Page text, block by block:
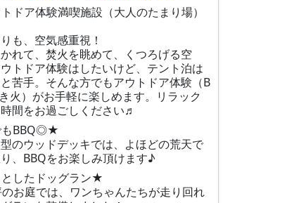
ドア体験満喫施設（大人のたまり場）
も、空気感重視！
れて、焚火を眺めて、くつろげる空
トドア体験はしたいけど、テント泊は
苦手。そんな方でもアウトドア体験（B
火）がお手軽に楽しめます。リラック
間をお過ごしください♬
BBQ◎★
のウッドデッキでは、よほどの荒天で
、BBQをお楽しみ頂けます♪
したドッグラン★
お庭では、ワンちゃんたちが走り回れ